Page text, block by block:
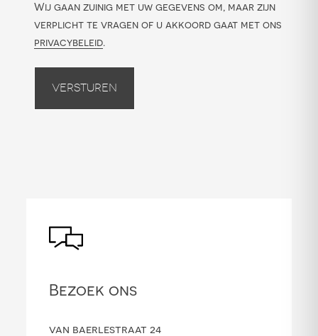
Wij gaan zuinig met uw gegevens om, maar zijn
verplicht te vragen of u akkoord gaat met ons
privacybeleid.
Versturen
Bezoek ons
van baerlestraat 24